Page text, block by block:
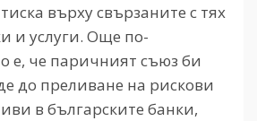
върху свързаните с тях
и услуги. Още по-
е, че паричният съюз би
до преливане на рискови
в българските банки,